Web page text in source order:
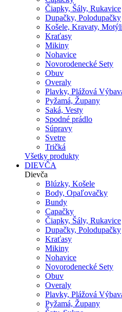
Čiapky, Šály, Rukavice
Dupačky, Polodupačky
Košele, Kravaty,
Kraťasy
Mikiny
Nohavice
Novorodenecké Sety
Obuv
Overaly
Plavky, Plážová
Pyžamá, Župany
Saká, Vesty
Spodné prádlo
Súpravy
Svetre
Tričká
Všetky produkty
DIEVČA
Dievča
Blúzky, Košele
Body, Opaľovačky
Bundy
Capačky
Čiapky, Šály, Rukavice
Dupačky, Polodupačky
Kraťasy
Mikiny
Nohavice
Novorodenecké Sety
Obuv
Overaly
Plavky, Plážová
Pyžamá, Župany